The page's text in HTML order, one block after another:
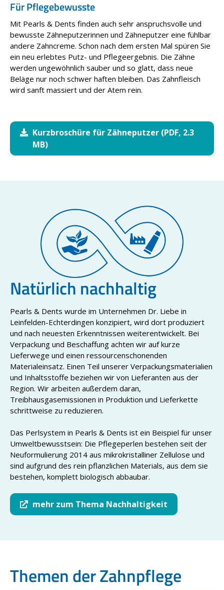
Für Pflegebewusste
Mit Pearls & Dents finden auch sehr anspruchsvolle und
bewusste Zähne­putzerinnen und Zähneputzer eine fühlbar
andere Zahncreme. Schon nach dem ersten Mal spüren Sie
ein neu erlebtes Putz- und Pflegeergebnis. Die Zähne
werden ungewöhnlich sauber und so glatt, dass neue
Beläge nur noch schwer haften bleiben. Das Zahnfleisch
wird sanft massiert und der Atem rein.
Kurzbroschüre für Zähneputzer (PDF, 2.3
MB)
Natürlich nachhaltig
Pearls & Dents wurde im Unternehmen Dr. Liebe in
Leinfelden-Echterdingen konzipiert, wird dort produziert
und nach neuesten Erkenntnissen weiterentwickelt. Bei
Verpackung und Beschaffung achten wir auf kurze
Lieferwege und einen ressourcenschonenden
Materialeinsatz. Einen Teil unserer Verpackungsmaterialien
und Inhaltsstoffe beziehen wir von Lieferanten aus der
Region. Wir arbeiten außerdem daran,
Treibhausgasemissionen in Produktion und Lieferkette
schrittweise zu reduzieren.
Das Perlsystem in Pearls & Dents ist ein Beispiel für unser
Umweltbewusstsein: Die Pflegeperlen bestehen seit der
Neuformulierung 2014 aus mikrokristalliner Zellulose und
sind aufgrund des rein pflanzlichen Materials, aus dem sie
bestehen, komplett biologisch abbaubar.
mehr zum Thema Nachhaltigkeit
Themen der Zahnpflege